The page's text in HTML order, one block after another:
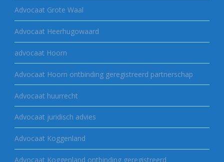
Advocaat Grote Waal
Advocaat Heerhugowaard
advocaat Hoorn
Advocaat Hoorn ontbinding geregistreerd partnerschap
Advocaat huurrecht
Advocaat juridisch advies
Advocaat Koggenland
Advocaat Koggenland ontbinding geregistreerd